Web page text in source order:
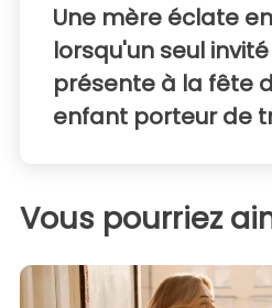
Une mère éclate
lorsqu'un seul
présente à la fête
enfant porteur de
Vous pourriez